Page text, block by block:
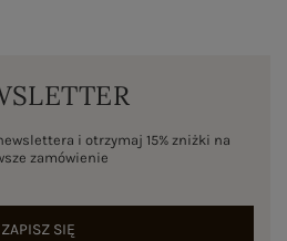
i otrzymaj 15% zniżki na
zamówienie
ZAPISZ SIĘ